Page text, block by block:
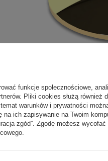
funkcje społecznościowe,
Pliki cookies służą również
warunków i prywatności
ich zapisywanie na Twoim
zgód”. Zgodę możesz